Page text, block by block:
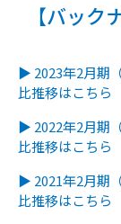
【バック
▶ 2023年2月期
比推移はこちら
▶ 2022年2月期
比推移はこちら
▶ 2021年2月期
比推移はこちら